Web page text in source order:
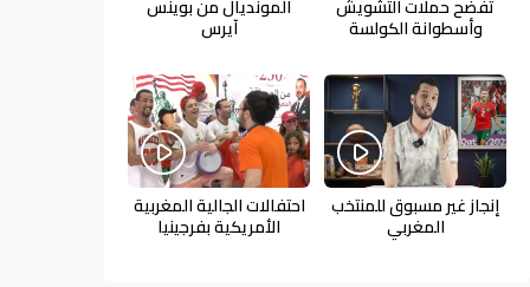
تفضح حملات التشويش
وأسطوانة الكولسة
المونديال من بوينس
آيرس
إنجاز غير مسبوق للمنتخب
المغربي
احتفالات الجالية المغربية
الأمريكية بفرجينيا